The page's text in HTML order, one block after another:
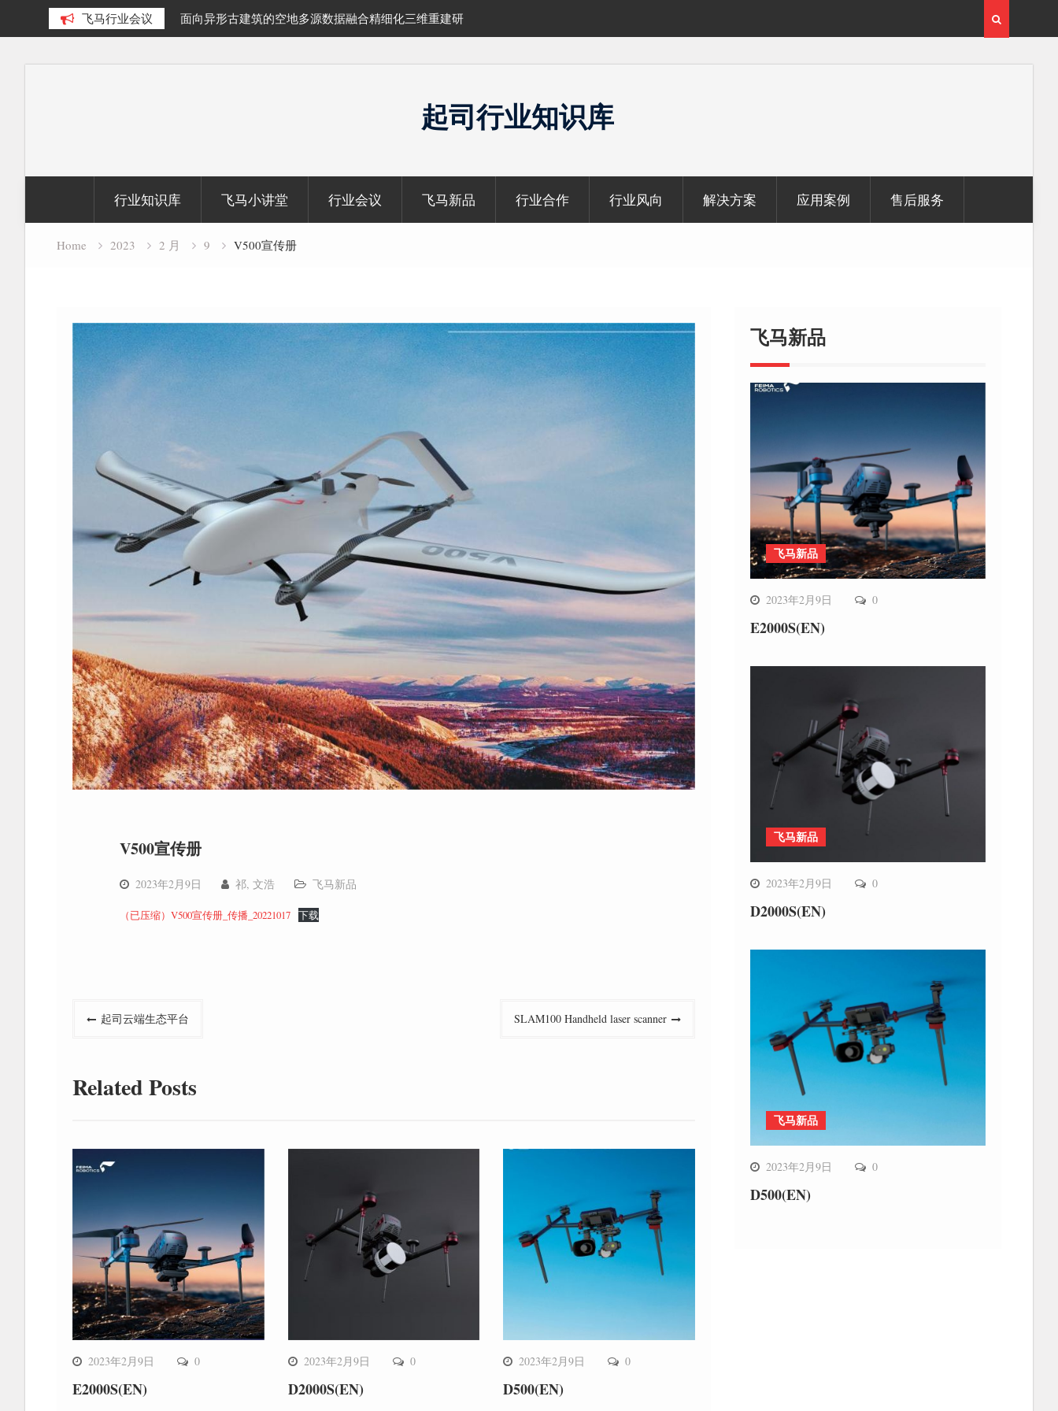
飞马行业会议
提取及面积动态变化研究
面向异形古建筑的空地多源数据融合精细化三维重建研
究
覆盖1000公里带状密林高山区的飞马机载激光雷达点
云数据及正射影像
起司行业知识库
行业知识库 飞马小讲堂 行业会议 飞马新品 行业合作 行业风向 解决方案 应用案例 售后服务
Home 2023 2 月 9 V500宣传册
V500宣传册
2023年2月9日 祁, 文浩 飞马新品
（已压缩）V500宣传册_传播_20221017 下载
文
航
起司云端生态平台 SLAM100 Handheld laser scanner
Related Posts
2023年2月9日 0
E2000S(EN)
2023年2月9日 0
D2000S(EN)
2023年2月9日 0
D500(EN)
飞马新品
飞马新品
2023年2月9日 0
E2000S(EN)
飞马新品
2023年2月9日 0
D2000S(EN)
飞马新品
2023年2月9日 0
D500(EN)